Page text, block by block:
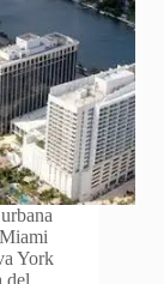
York
del